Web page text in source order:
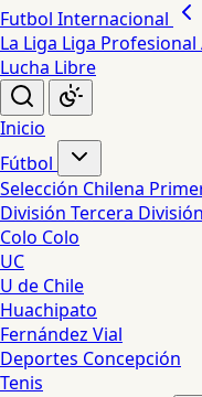
Futbol Internacional
La Liga Liga
Lucha Libre
Inicio
Fútbol
Selección Chilena
División Tercera División
Colo Colo
UC
U de Chile
Huachipato
Fernández Vial
Deportes Concepción
Tenis